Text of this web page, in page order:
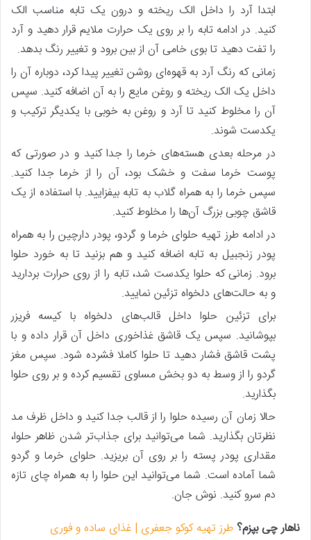
ابتدا آرد را داخل الک ریخته و درون یک تابه مناسب الک
کنید. در ادامه تابه را بر روی یک حرارت ملایم قرار دهید و آرد
را تفت دهید تا بوی خامی آن از بین برود و تغییر رنگ بدهد.
زمانی که رنگ آرد به قهوه‌ای روشن تغییر پیدا کرد، دوباره آن را
داخل یک الک ریخته و روغن مایع را به آن اضافه کنید. سپس
آن را مخلوط کنید تا آرد و روغن به خوبی با یکدیگر ترکیب و
یکدست شوند.
در مرحله بعدی هسته‌های خرما را جدا کنید و در صورتی که
پوست خرما سفت و خشک بود، آن را از خرما جدا کنید.
سپس خرما را به همراه گلاب به تابه بیفزایید. با استفاده از یک
قاشق چوبی بزرگ آن‌ها را مخلوط کنید.
در ادامه طرز تهیه حلوای خرما و گردو، پودر دارچین را به همراه
پودر زنجبیل به تابه اضافه کنید و هم بزنید تا به خورد حلوا
برود. زمانی که حلوا یکدست شد، تابه را از روی حرارت بردارید
و به حالت‌های دلخواه تزئین نمایید.
برای تزئین حلوا داخل قالب‌های دلخواه با کیسه فریزر
بپوشانید. سپس یک قاشق غذاخوری داخل آن قرار داده و با
پشت قاشق فشار دهید تا حلوا کاملا فشرده شود. سپس مغز
گردو را از وسط به دو بخش مساوی تقسیم کرده و بر روی حلوا
بگذارید.
حالا زمان آن رسیده حلوا را از قالب جدا کنید و داخل ظرف مد
نظرتان بگذارید. شما می‌توانید برای جذاب‌تر شدن ظاهر حلوا،
مقداری پودر پسته را بر روی آن بریزید. حلوای خرما و گردو
شما آماده است. شما می‌توانید این حلوا را به همراه چای تازه
دم سرو کنید. نوش جان.
ناهار چی بپزم؟ طرز تهیه کوکو جعفری | غذای ساده و فوری